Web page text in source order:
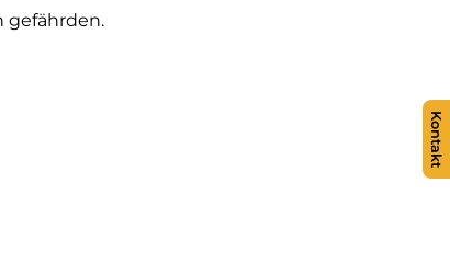
gefährden.
Kontakt